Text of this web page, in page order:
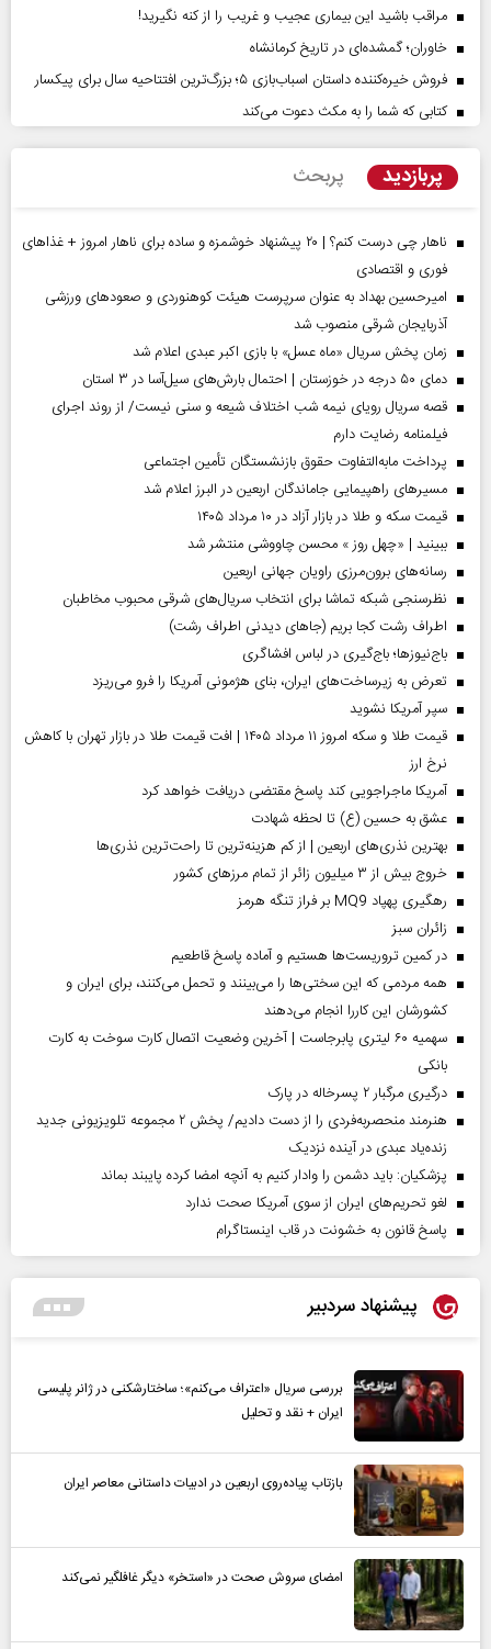
مراقب باشید این بیماری عجیب و غریب را از کنه نگیرید!
خاوران؛ گمشده‌ای در تاریخ کرمانشاه
فروش خیره‌کننده داستان اسباب‌بازی ۵؛ بزرگ‌ترین افتتاحیه سال برای پیکسار
کتابی که شما را به مکث دعوت می‌کند
پربازدید پربحث
ناهار چی درست کنم؟ | ۲۰ پیشنهاد خوشمزه و ساده برای ناهار امروز + غذاهای
فوری و اقتصادی
امیرحسین بهداد به عنوان سرپرست هیئت کوهنوردی و صعودهای ورزشی
آذربایجان شرقی منصوب شد
زمان پخش سریال «ماه عسل» با بازی اکبر عبدی اعلام شد
دمای ۵۰ درجه در خوزستان | احتمال بارش‌های سیل‌آسا در ۳ استان
قصه سریال رویای نیمه شب اختلاف شیعه و سنی نیست/ از روند اجرای
فیلمنامه رضایت دارم
پرداخت مابه‌التفاوت حقوق بازنشستگان تأمین اجتماعی
مسیر‌های راهپیمایی جاماندگان اربعین در البرز اعلام شد
قیمت سکه و طلا در بازار آزاد در ۱۰ مرداد ۱۴۰۵
ببینید | «چهل روز » محسن چاووشی منتشر شد
رسانه‌های برون‌مرزی راویان جهانی اربعین
نظرسنجی شبکه تماشا برای انتخاب سریال‌های شرقی محبوب مخاطبان
اطراف رشت کجا بریم (جاهای دیدنی اطراف رشت)
باج‌نیوزها؛ باج‌گیری در لباس افشاگری
تعرض به زیرساخت‌های ایران، بنای هژمونی آمریکا را فرو می‌ریزد
سپر آمریکا نشوید
قیمت طلا و سکه امروز ۱۱ مرداد ۱۴۰۵ | افت قیمت طلا در بازار تهران با کاهش
نرخ ارز
آمریکا ماجراجویی کند پاسخ مقتضی دریافت خواهد کرد
عشق به حسین (ع) تا لحظه شهادت
بهترین نذری‌های اربعین | از کم هزینه‌ترین تا راحت‌ترین نذری‌ها
خروج بیش از ۳ میلیون زائر از تمام مرز‌های کشور
رهگیری پهپاد MQ9 بر فراز تنگه هرمز
‌زائران سبز
در کمین تروریست‌ها هستیم و آماده پاسخ قاطعیم
همه مردمی که این سختی‌ها را می‌بینند و تحمل می‌کنند، برای ایران و
کشورشان این کاررا انجام می‌دهند
سهمیه ۶۰ لیتری پابرجاست | آخرین وضعیت اتصال کارت سوخت به کارت
بانکی
درگیری مرگبار ۲ پسرخاله در پارک
هنرمند منحصر‌به‌فردی را از دست دادیم/ پخش ۲ مجموعه تلویزیونی جدید
زنده‌یاد عبدی در آینده نزدیک
پزشکیان: باید دشمن را وادار کنیم به آنچه امضا کرده پایبند بماند
لغو تحریم‌های ایران از سوی آمریکا صحت ندارد
پاسخ قانون به خشونت در قاب اینستاگرام
پیشنهاد سردبیر
بررسی سریال «اعتراف می‌کنم»؛ ساختارشکنی در ژانر پلیسی
ایران + نقد و تحلیل
بازتاب پیاده‌روی اربعین در ادبیات داستانی معاصر ایران
امضای سروش صحت در «استخر» دیگر غافلگیر نمی‌کند